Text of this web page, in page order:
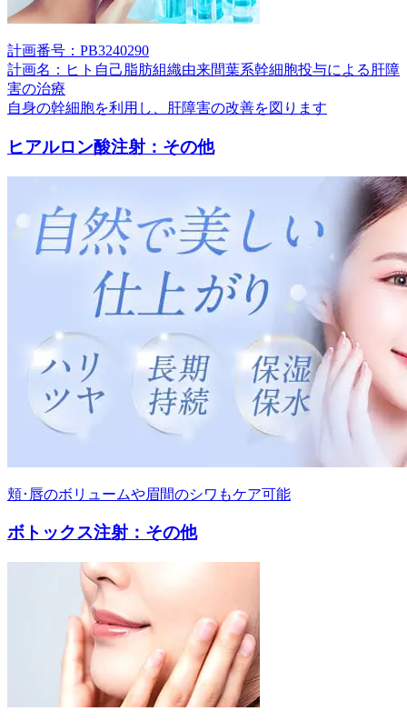
計画番号：PB3240290
計画名：ヒト自己脂肪組織由来間葉系幹細胞投与による肝障
害の治療
自身の幹細胞を利用し、肝障害の改善を図ります
ヒアルロン酸注射：その他
頬･唇のボリュームや眉間のシワもケア可能
ボトックス注射：その他